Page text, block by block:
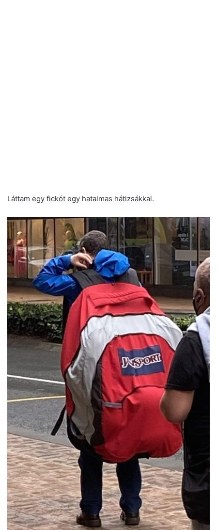
Láttam egy fickót egy hatalmas hátizsákkal.